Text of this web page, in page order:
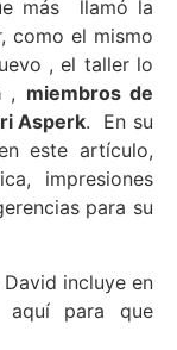
más llamó la
como el mismo
, el taller lo
, miembros de
Asperk. En su
este artículo,
impresiones
para su
incluye en
aquí para que